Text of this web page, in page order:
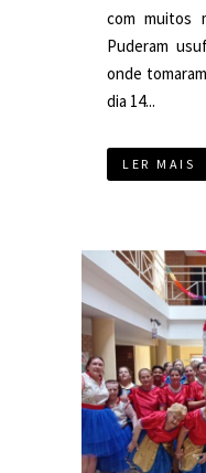
com muitos
Puderam
onde
dia 14...
LER MAIS